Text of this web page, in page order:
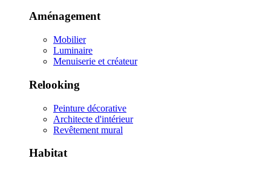
Aménagement
Mobilier
Luminaire
Menuiserie et créateur
Relooking
Peinture décorative
Architecte d'intérieur
Revêtement mural
Habitat